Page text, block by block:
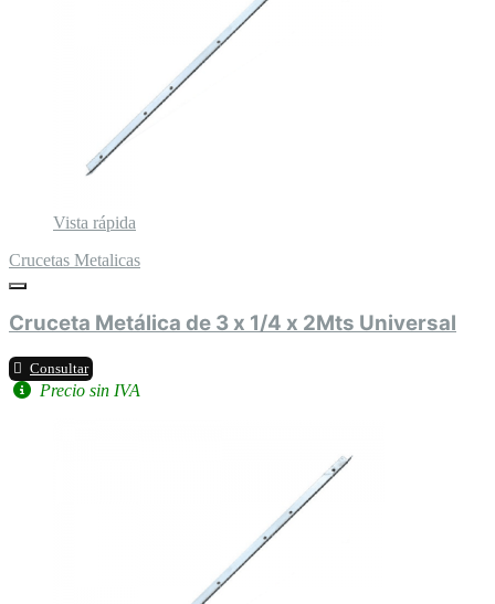
Vista rápida
Crucetas Metalicas
Cruceta Metálica de 3 x 1/4 x 2Mts Universal
Consultar
Precio sin IVA